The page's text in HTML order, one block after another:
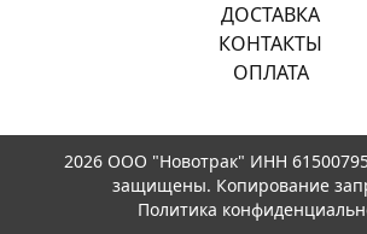
ДОСТАВКА
КОНТАКТЫ
ОПЛАТА
2026 ООО "Новотрак" ИНН
защищены. Копирование
Политика